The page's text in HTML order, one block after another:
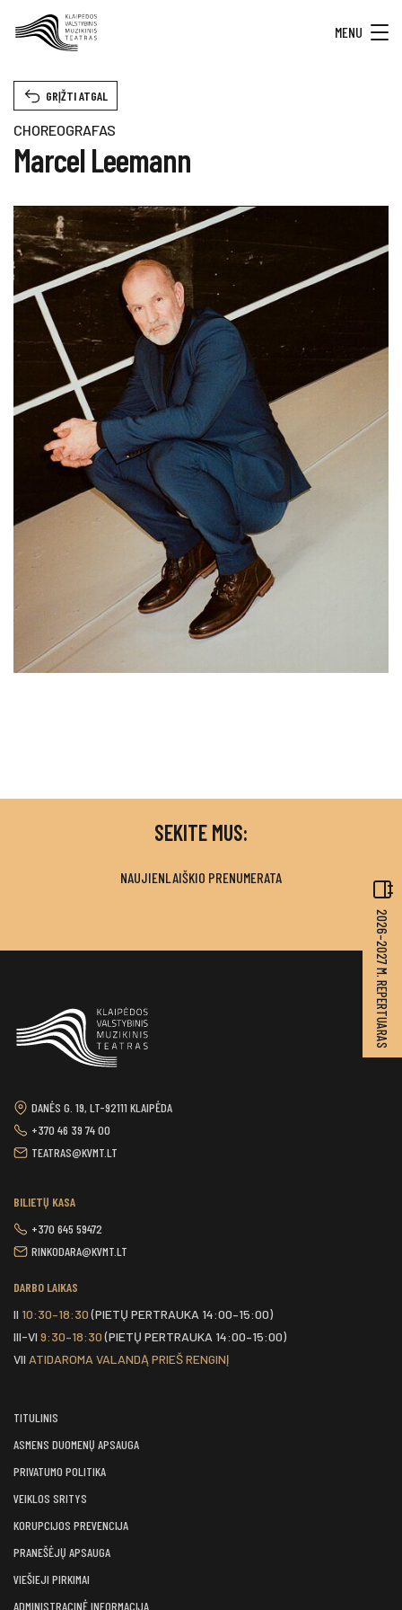
MENU
CHOREOGRAFAS
Marcel Leemann
GRĮŽTI ATGAL
2026–2027 M. REPERTUARAS
SEKITE MUS:
NAUJIENLAIŠKIO PRENUMERATA
DANĖS G. 19, LT-92111 KLAIPĖDA
+370 46 39 74 00
TEATRAS@KVMT.LT
BILIETŲ KASA
+370 645 59472
RINKODARA@KVMT.LT
DARBO LAIKAS
II 10:30–18:30(PIETŲ PERTRAUKA 14:00–15:00)
III-VI 9:30–18:30(PIETŲ PERTRAUKA 14:00–15:00)
VII ATIDAROMA VALANDĄ PRIEŠ RENGINĮ
TITULINIS
ASMENS DUOMENŲ APSAUGA
PRIVATUMO POLITIKA
VEIKLOS SRITYS
KORUPCIJOS PREVENCIJA
PRANEŠĖJŲ APSAUGA
VIEŠIEJI PIRKIMAI
ADMINISTRACINĖ INFORMACIJA